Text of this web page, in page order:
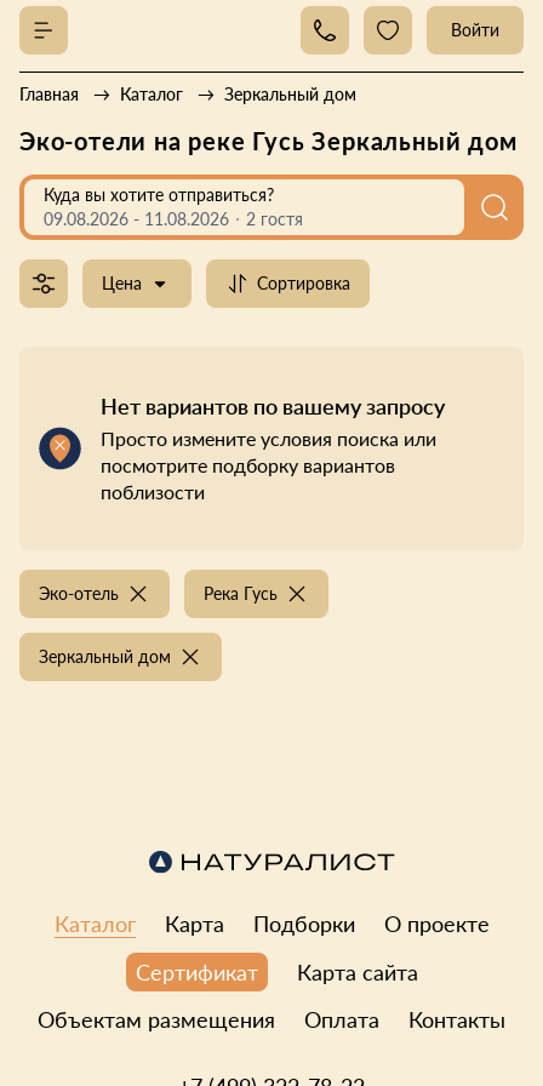
Войти
Главная Каталог Зеркальный дом
Эко-отели на реке Гусь Зеркальный дом
Куда вы хотите отправиться?
09.08.2026 - 11.08.2026 2 гостя
Цена Сортировка
Нет вариантов по вашему запросу
Просто измените условия поиска или
посмотрите подборку вариантов
поблизости
Эко-отель Река Гусь
Зеркальный дом
Каталог Карта Подборки
О проекте
Сертификат
Карта сайта
Объектам размещения
Оплата Контакты